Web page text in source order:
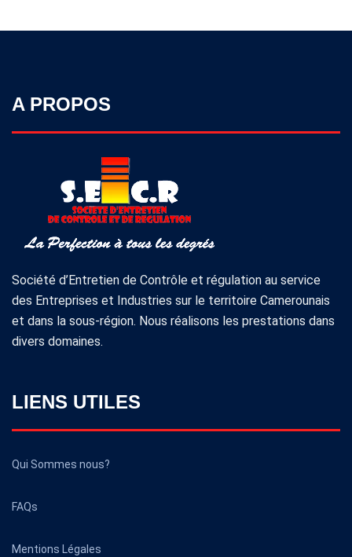
A PROPOS
Société d’Entretien de Contrôle et régulation au service
des Entreprises et Industries sur le territoire Camerounais
et dans la sous-région. Nous réalisons les prestations dans
divers domaines.
LIENS UTILES
Qui Sommes nous?
FAQs
Mentions Légales